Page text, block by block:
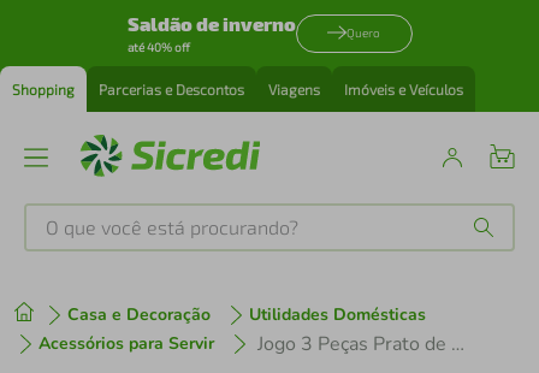
Saldão de inverno
até 40% off
Quero
Shopping Parcerias e Descontos Viagens Imóveis e Veículos
O que você está procurando?
Casa e Decoração
Utilidades Domésticas
Acessórios para Servir
Jogo 3 Peças Prato de Massa Sobremesa Cumbuca Orgânico Preto Porto Brasil
1º tenis